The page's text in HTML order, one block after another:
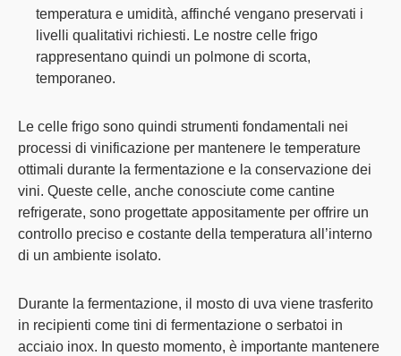
temperatura e umidità, affinché vengano preservati i
livelli qualitativi richiesti. Le nostre celle frigo
rappresentano quindi un polmone di scorta,
temporaneo.
Le celle frigo sono quindi strumenti fondamentali nei
processi di vinificazione per mantenere le temperature
ottimali durante la fermentazione e la conservazione dei
vini. Queste celle, anche conosciute come cantine
refrigerate, sono progettate appositamente per offrire un
controllo preciso e costante della temperatura all’interno
di un ambiente isolato.
Durante la fermentazione, il mosto di uva viene trasferito
in recipienti come tini di fermentazione o serbatoi in
acciaio inox. In questo momento, è importante mantenere